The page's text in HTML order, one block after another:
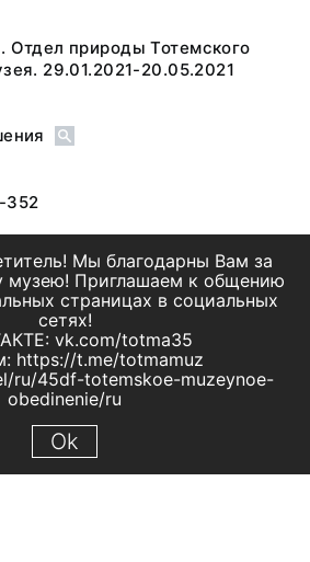
Отдел природы Тотемского
29.01.2021-20.05.2021
352
Мы благодарны Вам за
музею! Приглашаем к общению
страницах в социальных
сетях!
vk.com/totma35
https://t.me/totmamuz
ru/45df-totemskoe-muzeynoe-
obedinenie/ru
Ok